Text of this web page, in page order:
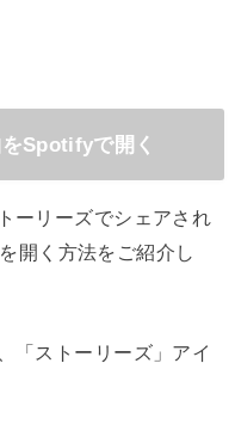
Spotifyで開く
ーリーズでシェアされ
開く方法をご紹介し
「ストーリーズ」アイ